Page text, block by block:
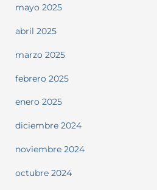
mayo 2025
abril 2025
marzo 2025
febrero 2025
enero 2025
diciembre 2024
noviembre 2024
octubre 2024